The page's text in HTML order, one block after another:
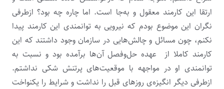
ارتقا این کارمند معقول و به‌جا است. اما چاره چه بود؟ ازطرفی
نگران این موضوع بودم که نیرویی به توانمندی این کارمند پیدا
نکنم، چون مسائل و چالش‌هایی در سازمان وجود داشتند که این
کارمند کاملا از عهده حل‌وفصل آن‌ها برآمده بود و نسبت به
توانمندی او در مواجهه با موقعیت‌های پرتنش شکی نداشتم.
ازطرفی دیگر انگیزه‌ی روزهای قبل را نداشت و شرایط را یکنواخت